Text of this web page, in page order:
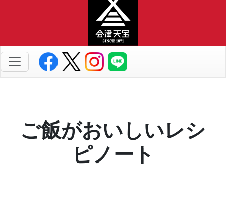
ご飯がおいしいレシ
ピノート